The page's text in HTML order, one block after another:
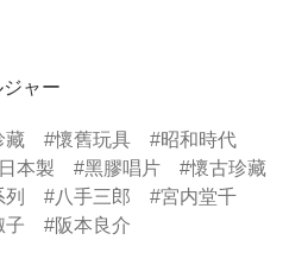
ジャー
藏 懷舊玩具
昭和時代
日本製 黑膠唱片
懷古珍藏
八手三郎
宮内堂千
子 阪本良介